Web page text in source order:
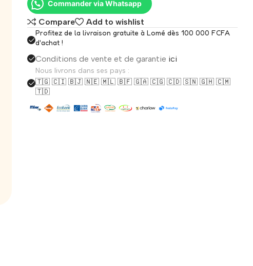
Commander via Whatsapp
Compare Add to wishlist
Profitez de la livraison gratuite à Lomé dès 100 000 FCFA
d'achat !
Conditions de vente et de garantie ici
Nous livrons dans ses pays :
🇹🇬 🇨🇮 🇧🇯 🇳🇪 🇲🇱 🇧🇫 🇬🇦 🇨🇬 🇨🇩 🇸🇳 🇬🇭 🇨🇲
🇹🇩